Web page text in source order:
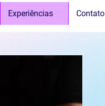
Experiências Contato